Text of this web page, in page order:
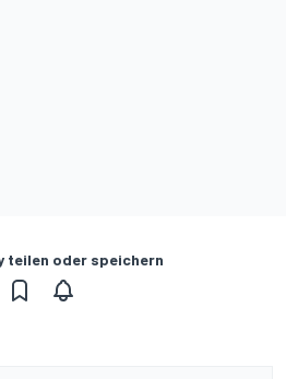
teilen oder speichern